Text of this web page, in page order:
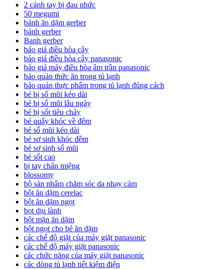
2 cánh tay bị đau nhức
50 megumi
bánh ăn dặm gerber
bánh gerber
Banh gerber
báo giá điều hòa cây
báo giá điều hòa cây panasonic
báo giá máy điều hòa âm trần panasonic
bảo quản thức ăn trong tủ lạnh
bảo quản thực phẩm trong tủ lạnh đúng cách
bé bị sổ mũi kéo dài
bé bị sổ mũi lâu ngày
bé bị sốt tiêu chảy
bé quấy khóc về đêm
bé sổ mũi kéo dài
bé sơ sinh khóc đêm
bé sơ sinh sổ mũi
bé sốt cao
bị tay chân miệng
blossomy
bộ sản phẩm chăm sóc da nhạy cảm
bột ăn dặm cerelac
bột ăn dặm ngọt
bọt dịu lành
bột mặn ăn dặm
bột ngọt cho bé ăn dặm
các chế độ giặt của máy giặt panasonic
các chế độ máy giặt panasonic
các chức năng của máy giặt panasonic
các dòng tủ lạnh tiết kiệm điện